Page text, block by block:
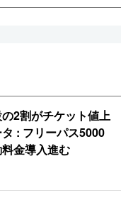
2割がチケット値上
: フリーパス5000
金導入進む